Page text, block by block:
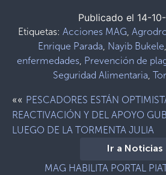
Publicado el 14-
Etiquetas: Acciones MAG,
Enrique Parada, Nayib Bukele,
enfermedades, Prevención de
Seguridad Alimentaria,
«« PESCADORES ESTÁN
REACTIVACIÓN Y DEL APOYO
LUEGO DE LA TORMENTA JULIA
Ir a Noticias
MAG HABILITA PORTAL